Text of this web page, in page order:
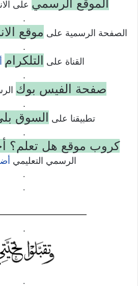
الموقع الرسمي على
.
الصفحة الرسمية على موقع
.
القناة على التلكرام
.
صفحة الفيس بوك
.
تطبيقنا على السوق
.
كروب موقع هل تعلم؟
الرسمي التعليمي
.
.
.
.